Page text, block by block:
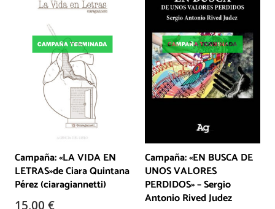
Campaña: «LA VIDA EN
LETRAS»de Ciara Quintana
Pérez (ciaragiannetti)
15,00 €
Campaña: «EN BUSCA DE
UNOS VALORES
PERDIDOS» – Sergio
Antonio Rived Judez